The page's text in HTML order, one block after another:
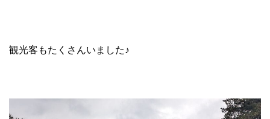
観光客もたくさんいました♪